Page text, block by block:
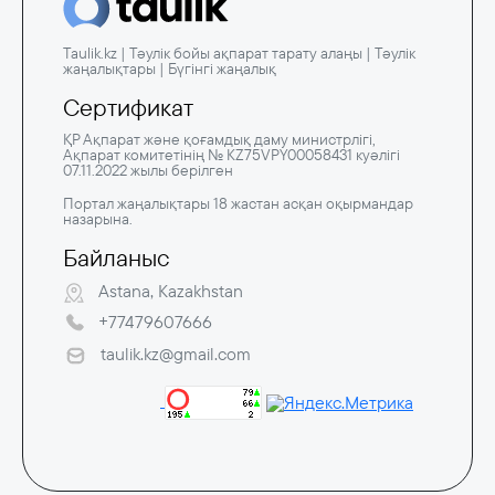
Taulik.kz | Тәулік бойы ақпарат тарату алаңы | Тәулік
жаңалықтары | Бүгінгі жаңалық
Сертификат
ҚР Ақпарат және қоғамдық даму министрлігі,
Ақпарат комитетінің № KZ75VPY00058431 куәлігі
07.11.2022 жылы берілген
Портал жаңалықтары 18 жастан асқан оқырмандар
назарына.
Байланыс
Astana, Kazakhstan
+77479607666
taulik.kz@gmail.com